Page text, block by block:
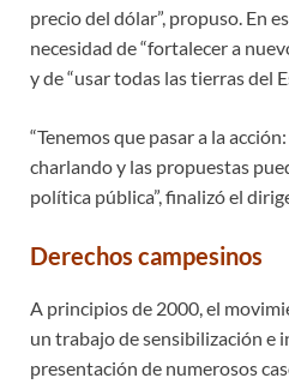
precio del dólar”, propuso. En
necesidad de “fortalecer a
y de “usar todas las tierras del
“Tenemos que pasar a la
charlando y las propuestas
política pública”, finalizó el
Derechos campesinos
A principios de 2000, el
un trabajo de sensibilización e
presentación de numerosos